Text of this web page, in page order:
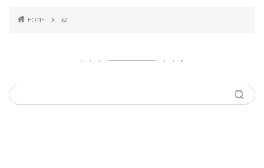
HOME 秋